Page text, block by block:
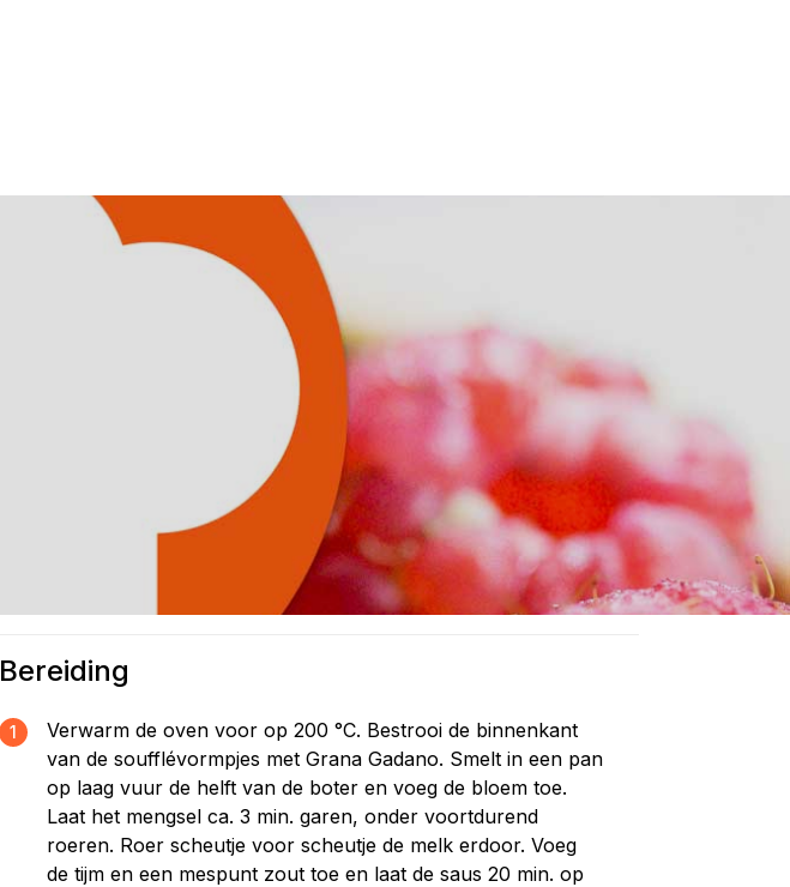
Bereiding
1
Verwarm de oven voor op 200 °C. Bestrooi de binnenkant
van de soufflévormpjes met Grana Gadano. Smelt in een pan
op laag vuur de helft van de boter en voeg de bloem toe.
Laat het mengsel ca. 3 min. garen, onder voortdurend
roeren. Roer scheutje voor scheutje de melk erdoor. Voeg
de tijm en een mespunt zout toe en laat de saus 20 min. op